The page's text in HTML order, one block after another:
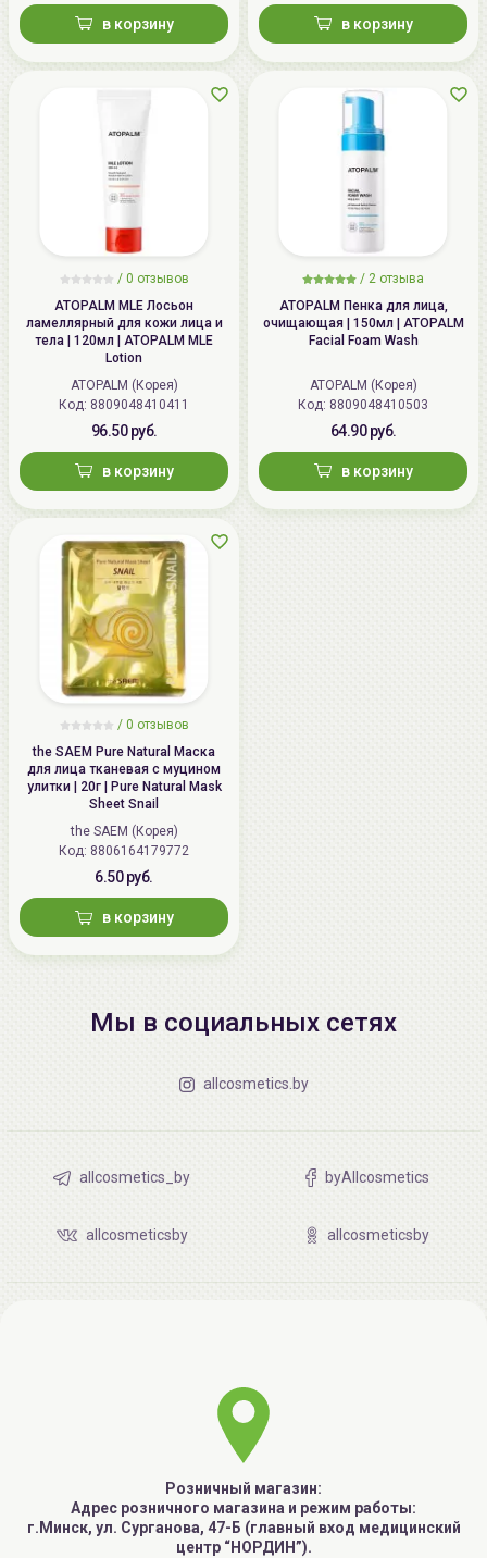
в корзину в корзину
/ 0 отзывов
ATOPALM MLE Лосьон
ламеллярный для кожи лица и
тела | 120мл | ATOPALM MLE
Lotion
ATOPALM (Корея)
Код: 8809048410411
96.50 руб.
в корзину
/ 2 отзыва
ATOPALM Пенка для лица,
очищающая | 150мл | ATOPALM
Facial Foam Wash
ATOPALM (Корея)
Код: 8809048410503
64.90 руб.
в корзину
/ 0 отзывов
the SAEM Pure Natural Маска
для лица тканевая с муцином
улитки | 20г | Pure Natural Mask
Sheet Snail
the SAEM (Корея)
Код: 8806164179772
6.50 руб.
в корзину
Мы в социальных сетях
allcosmetics.by
allcosmetics_by byAllcosmetics
allcosmeticsby allcosmeticsby
Розничный магазин:
Адрес розничного магазина и режим работы:
г.Минск, ул. Сурганова, 47-Б (главный вход медицинский
центр “НОРДИН”).